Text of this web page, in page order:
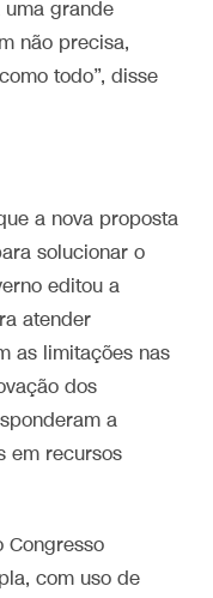
grande
não precisa,
todo”, disse
a nova proposta
solucionar o
editou a
atender
as limitações nas
dos
a
em recursos
Congresso
com uso de